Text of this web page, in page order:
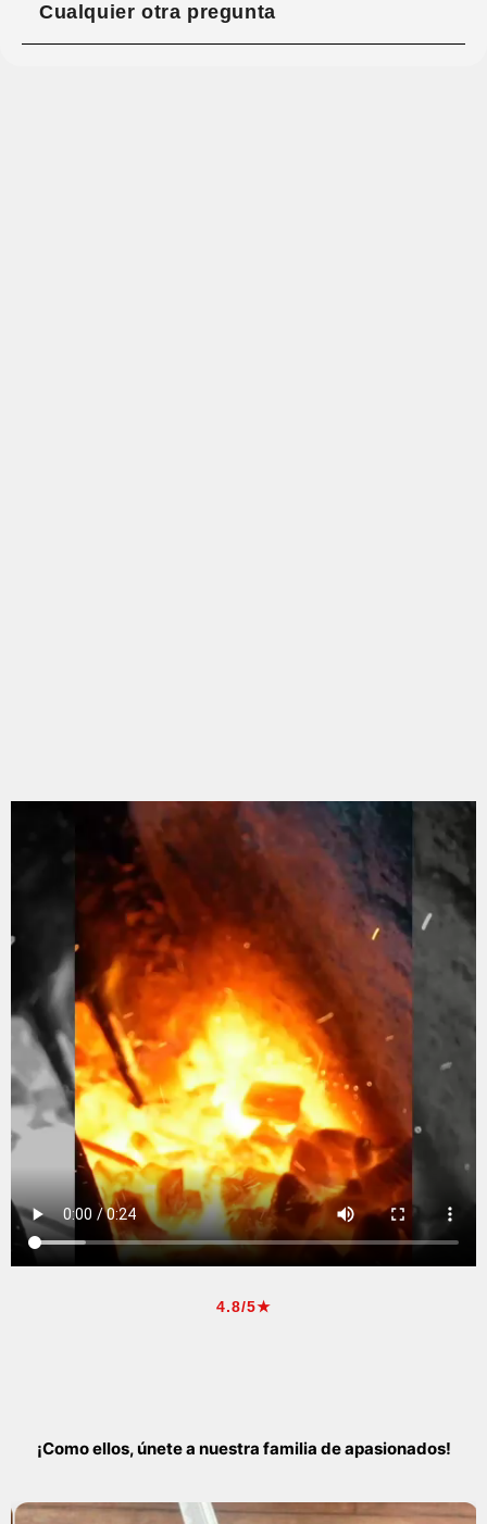
Cualquier otra pregunta
4.8/5★
¡Como ellos, únete a nuestra familia de apasionados!